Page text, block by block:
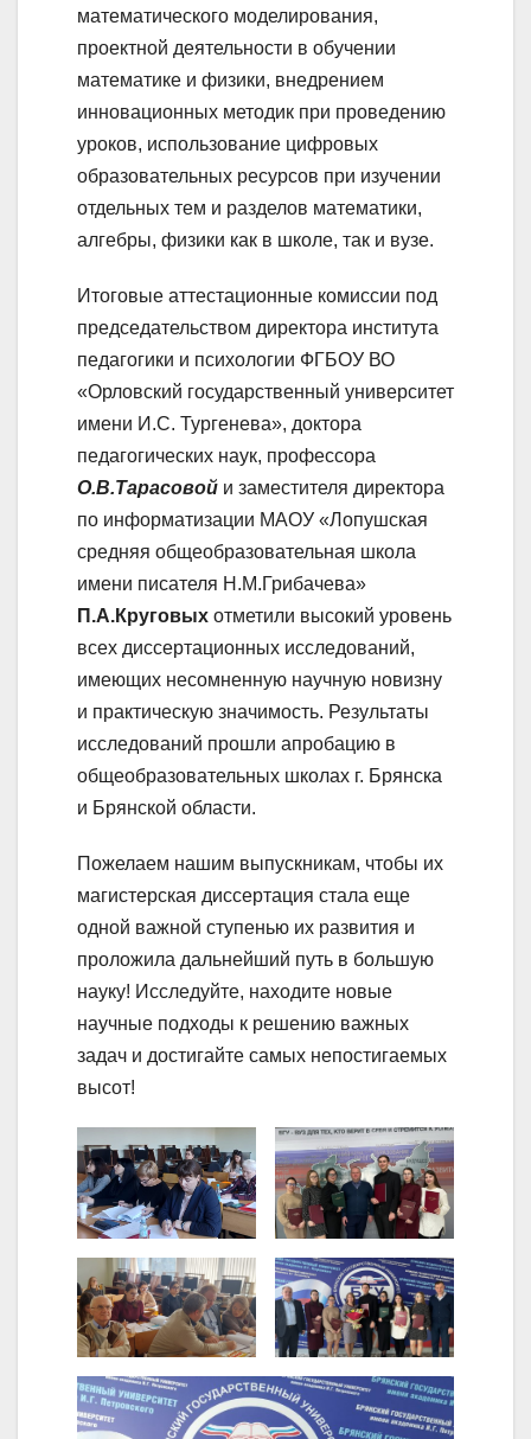
математического моделирования,
проектной деятельности в обучении
математике и физики, внедрением
инновационных методик при проведению
уроков, использование цифровых
образовательных ресурсов при изучении
отдельных тем и разделов математики,
алгебры, физики как в школе, так и вузе.
Итоговые аттестационные комиссии под
председательством директора института
педагогики и психологии ФГБОУ ВО
«Орловский государственный университет
имени И.С. Тургенева», доктора
педагогических наук, профессора
О.В.Тарасовой и заместителя директора
по информатизации МАОУ «Лопушская
средняя общеобразовательная школа
имени писателя Н.М.Грибачева»
П.А.Круговых отметили высокий уровень
всех диссертационных исследований,
имеющих несомненную научную новизну
и практическую значимость. Результаты
исследований прошли апробацию в
общеобразовательных школах г. Брянска
и Брянской области.
Пожелаем нашим выпускникам, чтобы их
магистерская диссертация стала еще
одной важной ступенью их развития и
проложила дальнейший путь в большую
науку! Исследуйте, находите новые
научные подходы к решению важных
задач и достигайте самых непостигаемых
высот!